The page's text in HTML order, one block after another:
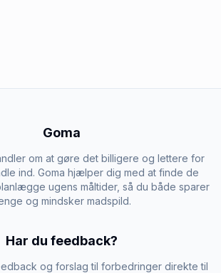
Goma
om at gøre det billigere og lettere for
ind. Goma hjælper dig med at finde de
ugens måltider, så du både sparer
og mindsker madspild.
Har du feedback?
og forslag til forbedringer direkte til